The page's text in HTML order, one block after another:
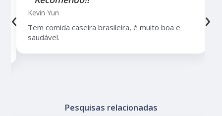
Kevin Yun
Tem comida caseira brasileira, é muito boa e
saudável.
‹ ›
Pesquisas relacionadas